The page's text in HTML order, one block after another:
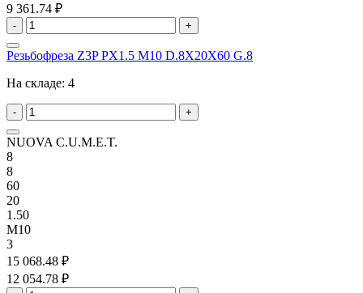
9 361.74 ₽
- +
Резьбофреза Z3P PX1.5 M10 D.8X20X60 G.8
На складе: 4
- +
NUOVA C.U.M.E.T.
8
8
60
20
1.50
M10
3
15 068.48 ₽
12 054.78 ₽